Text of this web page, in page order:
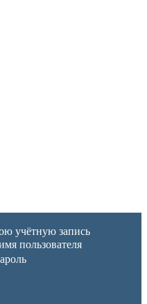
учётную запись
пользователя